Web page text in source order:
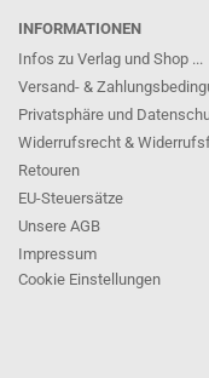
INFORMATIONEN
Infos zu Verlag und Shop ...
Versand- &
Privatsphäre und
Widerrufsrecht &
Retouren
EU-Steuersätze
Unsere AGB
Impressum
Cookie Einstellungen